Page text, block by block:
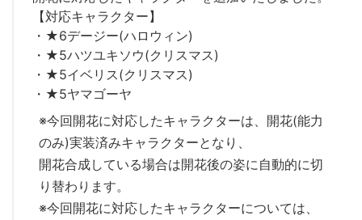
【対応キャラクター】
・★6デージー(ハロウィン)
・★5ハツユキソウ(クリスマス)
・★5イベリス(クリスマス)
・★5ヤマゴーヤ
※今回開花に対応したキャラクターは、開花(能力
のみ)実装済みキャラクターとなり、
開花合成している場合は開花後の姿に自動的に切
り替わります。
※今回開花に対応したキャラクターについては、